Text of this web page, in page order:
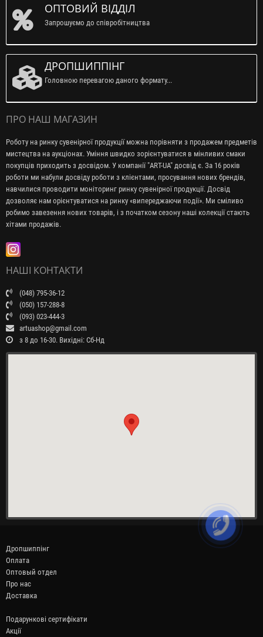
ОПТОВИЙ ВІДДІЛ
Запрошуємо до співробітництва
ДРОПШИППІНГ
Головною перевагою даного формату...
ПРО НАШ МАГАЗИН
Роботу на ринку сувенірної продукції можна порівняти з продажем предметів
мистецтва на аукціонах. Уміння швидко зорієнтуватися в мінливих смаки
покупців приходить з досвідом. У компанії "ART-UA" досвід є. За 16 років
роботи ми набули досвіду роботи з клієнтами, просування нових брендів,
навчилися проводити моніторинг ринку сувенірної продукції. Досвід
дозволяє нам орієнтуватися на ринку «випереджаючи події». Ми сміливо
робимо завезення нових товарів, і з початком сезону наші колекції стають
хітами продажів.
НАШІ КОНТАКТИ
(048) 795-36-12
(050) 157-288-8
(093) 023-444-3
artuashop@gmail.com
з 8 до 16-30. Вихідні: Сб-Нд
Дропшиппінг
Оплата
Оптовый отдел
Про нас
Доставка
Подарункові сертифікати
Акції